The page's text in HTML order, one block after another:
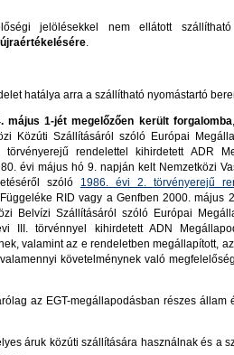
jelölésekkel nem ellátott szállítható
.
hatálya arra a szállítható nyomástartó
május 1-jét megelőzően került forgalomba
Közúti Szállításáról szóló Európai
rendelettel kihirdetett ADR
évi május hó 9. napján kelt Nemzetközi
szóló 1986. évi 2. törvényerejű
RID vagy a Genfben 2000. május
Belvízi Szállításáról szóló Európai
III. törvénnyel kihirdetett ADN
valamint az e rendeletben megállapított,
követelménynek való
az EGT-megállapodásban részes állam
áruk közúti szállítására használnak és a